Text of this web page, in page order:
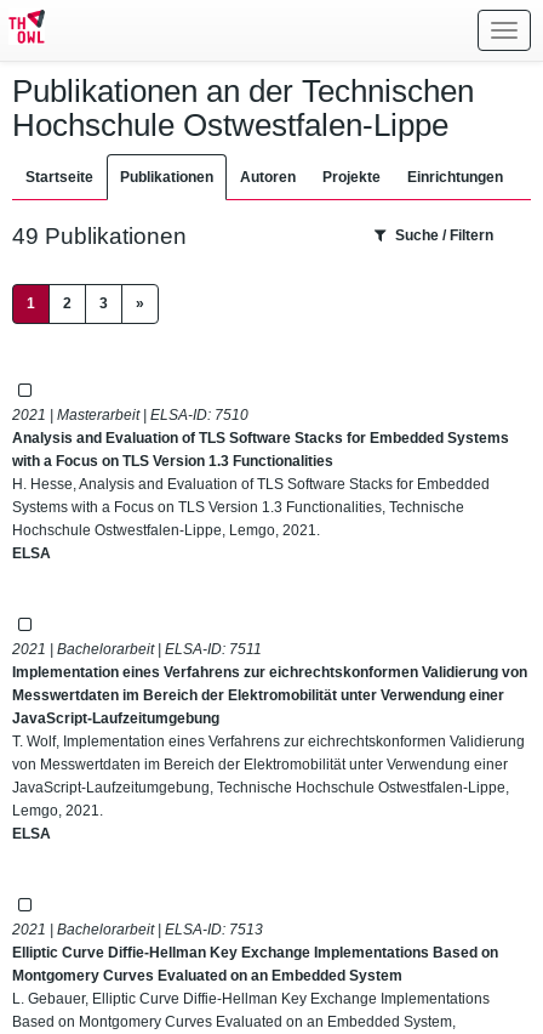
Publikationen an der Technischen
Hochschule Ostwestfalen-Lippe
Startseite Publikationen Autoren Projekte Einrichtungen
49 Publikationen Suche / Filtern
1 (current)
2 3 »
2021 | Masterarbeit | ELSA-ID: 7510
Analysis and Evaluation of TLS Software Stacks for Embedded Systems
with a Focus on TLS Version 1.3 Functionalities
H. Hesse, Analysis and Evaluation of TLS Software Stacks for Embedded
Systems with a Focus on TLS Version 1.3 Functionalities, Technische
Hochschule Ostwestfalen-Lippe, Lemgo, 2021.
ELSA
2021 | Bachelorarbeit | ELSA-ID: 7511
Implementation eines Verfahrens zur eichrechtskonformen Validierung von
Messwertdaten im Bereich der Elektromobilität unter Verwendung einer
JavaScript-Laufzeitumgebung
T. Wolf, Implementation eines Verfahrens zur eichrechtskonformen Validierung
von Messwertdaten im Bereich der Elektromobilität unter Verwendung einer
JavaScript-Laufzeitumgebung, Technische Hochschule Ostwestfalen-Lippe,
Lemgo, 2021.
ELSA
2021 | Bachelorarbeit | ELSA-ID: 7513
Elliptic Curve Diffie-Hellman Key Exchange Implementations Based on
Montgomery Curves Evaluated on an Embedded System
L. Gebauer, Elliptic Curve Diffie-Hellman Key Exchange Implementations
Based on Montgomery Curves Evaluated on an Embedded System,